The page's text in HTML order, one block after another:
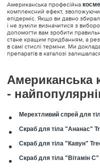
Американська професійна
комплексний ефект,
епідерміс. Якщо ви давно
і не зуміли визначитися з
допомогти вам зробити
стане кращим придбанням, а
в самі стислі терміни. Ми
препаратів в каталозі
Американська
-
Мерехтливий спрей для
Скраб для тіла "Ананас"
Скраб для тіла "Кавун"
Скраб для тіла "Вітамін